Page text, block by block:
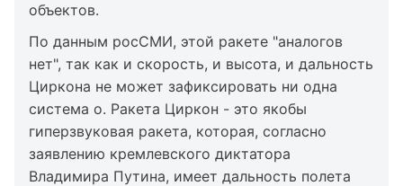
объектов.
По данным росСМИ, этой ракете "аналогов
нет", так как и скорость, и высота, и дальность
Циркона не может зафиксировать ни одна
система о. Ракета Циркон - это якобы
гиперзвуковая ракета, которая, согласно
заявлению кремлевского диктатора
Владимира Путина, имеет дальность полета